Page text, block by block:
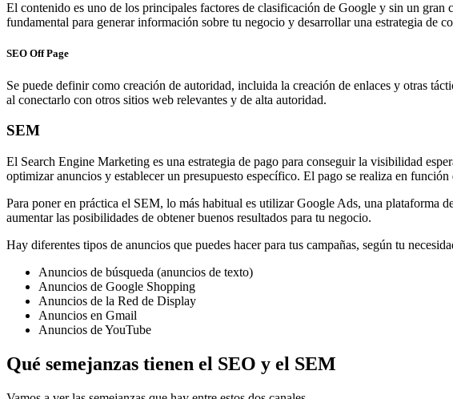
El contenido es uno de los principales factores de clasificación de Google y sin un
fundamental para generar información sobre tu negocio y desarrollar una estrategia de
SEO Off Page
Se puede definir como creación de autoridad, incluida la creación de enlaces y otras
al conectarlo con otros sitios web relevantes y de alta autoridad.
SEM
El Search Engine Marketing es una estrategia de pago para conseguir la visibilidad
optimizar anuncios y establecer un presupuesto específico. El pago se realiza en
Para poner en práctica el SEM, lo más habitual es utilizar Google Ads, una plataforma
aumentar las posibilidades de obtener buenos resultados para tu negocio.
Hay diferentes tipos de anuncios que puedes hacer para tus campañas, según tu
Anuncios de búsqueda (anuncios de texto)
Anuncios de Google Shopping
Anuncios de la Red de Display
Anuncios en Gmail
Anuncios de YouTube
Qué semejanzas tienen el SEO y el SEM